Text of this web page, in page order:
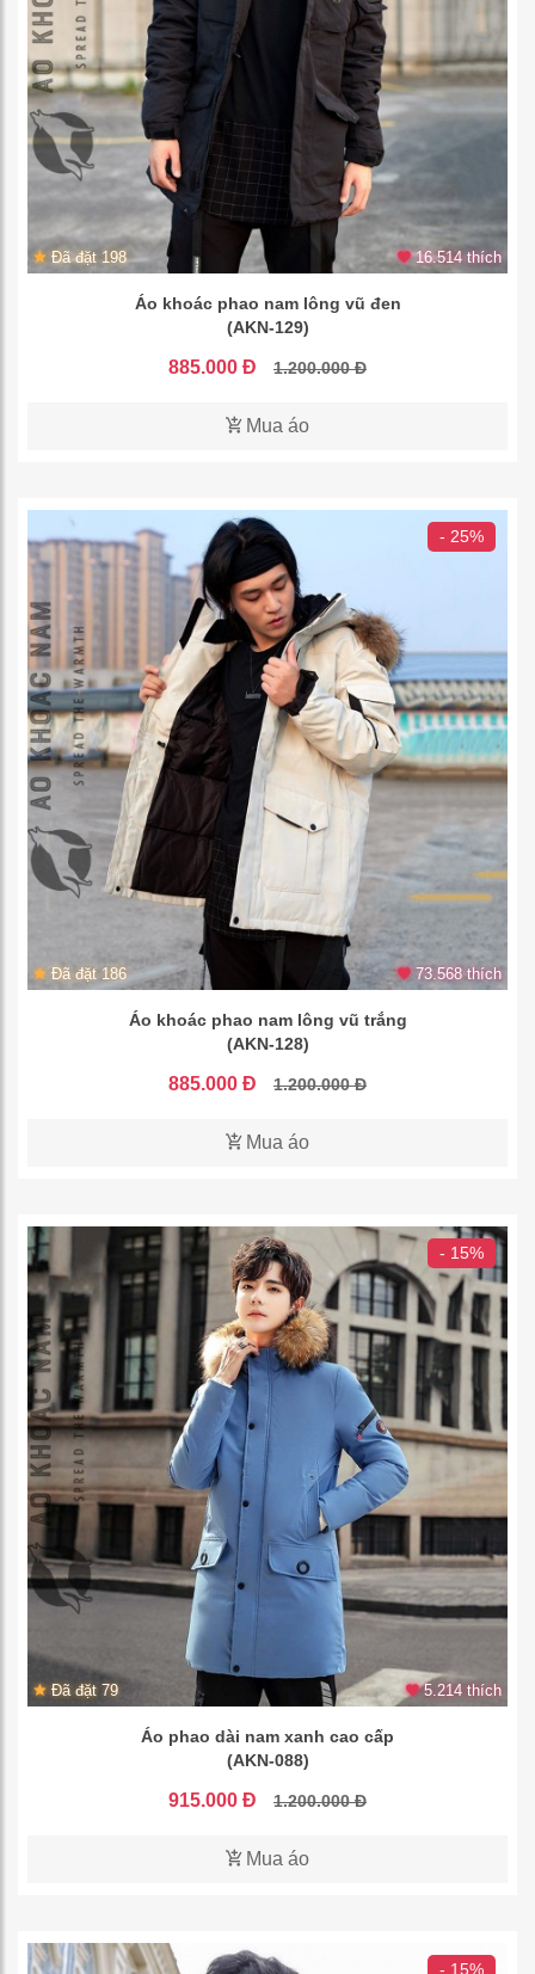
Đã đặt 198 16.514 thích
Áo khoác phao nam lông vũ đen
(AKN-129)
885.000 Đ 1.200.000 Đ
Mua áo
- 25%
Đã đặt 186 73.568 thích
Áo khoác phao nam lông vũ trắng
(AKN-128)
885.000 Đ 1.200.000 Đ
Mua áo
- 15%
Đã đặt 79 5.214 thích
Áo phao dài nam xanh cao cấp
(AKN-088)
915.000 Đ 1.200.000 Đ
Mua áo
- 15%